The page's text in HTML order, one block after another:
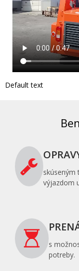
Default text
skúseným
výjazdom
s
potreby.